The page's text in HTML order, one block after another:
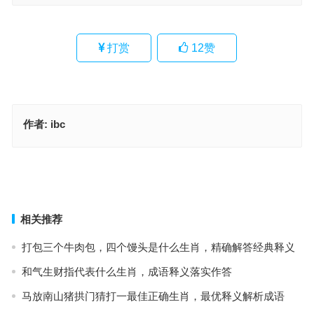
打赏 12赞
作者: ibc
相关推荐
打包三个牛肉包，四个馒头是什么生肖，精确解答经典释义
和气生财指代表什么生肖，成语释义落实作答
马放南山猪拱门猜打一最佳正确生肖，最优释义解析成语